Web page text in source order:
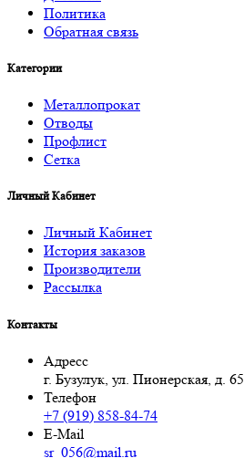
Политика
Обратная связь
Категории
Металлопрокат
Отводы
Профлист
Сетка
Личный Кабинет
Личный Кабинет
История заказов
Производители
Рассылка
Контакты
Адресс
г. Бузулук, ул. Пионерская, д. 65
Телефон
+7 (919) 858-84-74
E-Mail
sr_056@mail.ru